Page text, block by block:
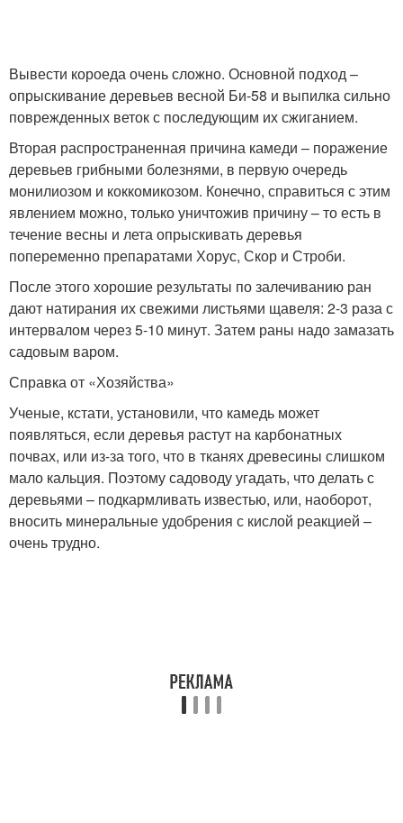
Вывести короеда очень сложно. Основной подход –
опрыскивание деревьев весной Би-58 и выпилка сильно
поврежденных веток с последующим их сжиганием.
Вторая распространенная причина камеди – поражение
деревьев грибными болезнями, в первую очередь
монилиозом и коккомикозом. Конечно, справиться с этим
явлением можно, только уничтожив причину – то есть в
течение весны и лета опрыскивать деревья
попеременно препаратами Хорус, Скор и Строби.
После этого хорошие результаты по залечиванию ран
дают натирания их свежими листьями щавеля: 2-3 раза с
интервалом через 5-10 минут. Затем раны надо замазать
садовым варом.
Справка от «Хозяйства»
Ученые, кстати, установили, что камедь может
появляться, если деревья растут на карбонатных
почвах, или из-за того, что в тканях древесины слишком
мало кальция. Поэтому садоводу угадать, что делать с
деревьями – подкармливать известью, или, наоборот,
вносить минеральные удобрения с кислой реакцией –
очень трудно.